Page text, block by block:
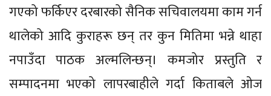
गएको फर्किएर दरबारको सैनिक सचिवालयमा काम गर्न
थालेको आदि कुराहरू छन् तर कुन मितिमा भन्ने थाहा
नपाउँदा पाठक अल्मलिन्छन्। कमजोर प्रस्तुति र
सम्पादनमा भएको लापरबाहीले गर्दा किताबले ओज